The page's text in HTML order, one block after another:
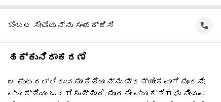
ಬೆಂಬಲ ಸೇವೆಯನ್ನು ಸಂಪರ್ಕಿಸಿ
ಹಕ್ಕುನಿರಾಕರಣೆ
ಈ ಪುಟದಲ್ಲಿರುವ ಮಾಹಿತಿಯನ್ನು ಪ್ರತ್ಯೇಕವಾಗಿ ಮೂರನೇ
ವ್ಯಕ್ತಿಯು ಒದಗಿಸುತ್ತಾರೆ. ಮೂರನೇ ವ್ಯಕ್ತಿಗಳು ನೀಡುವ